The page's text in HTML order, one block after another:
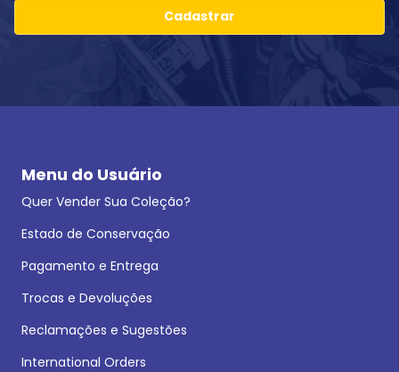
Cadastrar
Menu do Usuário
Quer Vender Sua Coleção?
Estado de Conservação
Pagamento e Entrega
Trocas e Devoluções
Reclamações e Sugestões
International Orders